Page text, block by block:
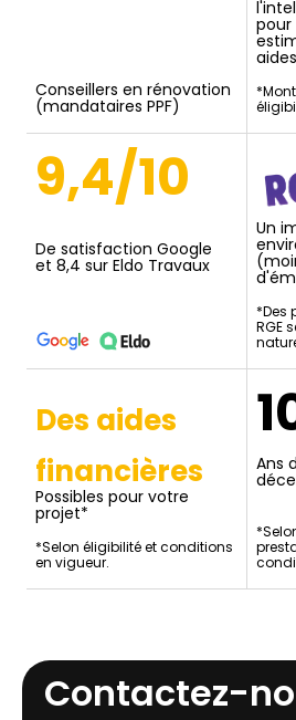
Conseillers en rénovation
(mandataires PPF)
pour
9,4/10
De satisfaction Google
et 8,4 sur Eldo Travaux
Un
*Des
RGE
Des aides
financières
Possibles pour votre
projet*
*Selon éligibilité et conditions
en vigueur.
Ans
Contactez-